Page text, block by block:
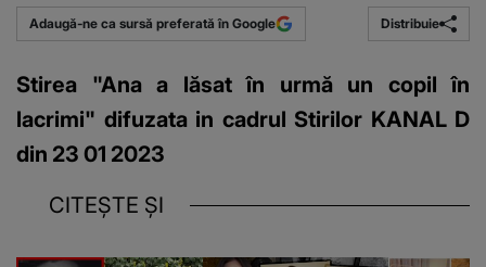
Adaugă-ne ca sursă preferată în Google Distribuie
Stirea "Ana a lăsat în urmă un copil în
lacrimi" difuzata in cadrul Stirilor KANAL D
din 23 01 2023
CITEȘTE ȘI